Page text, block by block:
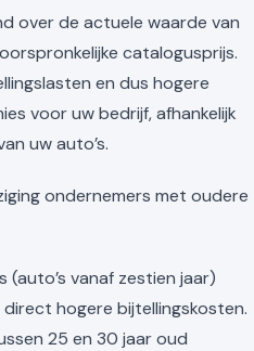
over de actuele waarde van
catalogusprijs.
en dus hogere
voor uw bedrijf, afhankelijk
uw auto’s.
ondernemers met oudere
vanaf zestien jaar)
hogere bijtellingskosten.
25 en 30 jaar oud